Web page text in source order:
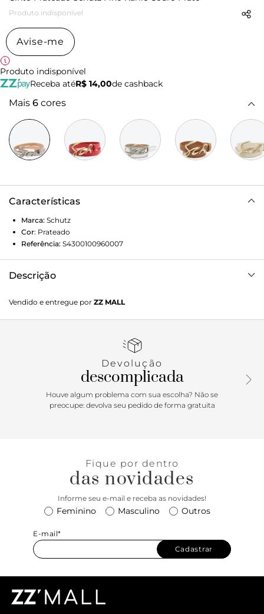
Produto indisponível
Avise-me
Produto indisponível
Receba atéR$ 14,00de cashback
Mais 6 cores
Características
Marca: Schutz
Cor: Prateado
Referência: S4300100960007
Descrição
metalizada, esse cinto fino prata se destaca por seu visual
glamuroso e surpreendente. Uma aposta certeira para
Vendido e entregue por ZZ MALL
Devolução
descomplicada
Houve algum problema com sua escolha? Não se
preocupe: devolva seu pedido de forma gratuita
Fique por dentro
das novidades
Informe seu e-mail e receba as novidades!
Feminino Masculino Outros
E-mail*
Cadastrar